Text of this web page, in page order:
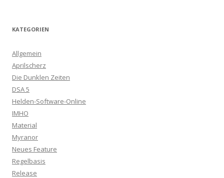
KATEGORIEN
Allgemein
Aprilscherz
Die Dunklen Zeiten
DSA 5
Helden-Software-Online
IMHO
Material
Myranor
Neues Feature
Regelbasis
Release